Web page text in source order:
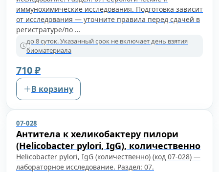
иммунохимические исследования. Подготовка зависит
от исследования — уточните правила перед сдачей в
регистратуре/по …
до 8 суток. Указанный срок не включает день взятия
биоматериала
710 ₽
В корзину
07-028
Антитела к хеликобактеру пилори
(Helicobacter pylori, IgG), количественно
Helicobacter pylori, IgG (количественно) (код 07-028) —
лабораторное исследование. Раздел: 07.